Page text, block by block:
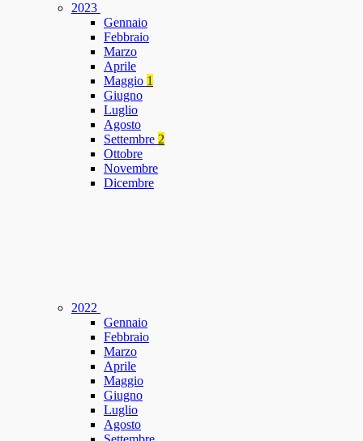
2023
Gennaio
Febbraio
Marzo
Aprile
Maggio 1
Giugno
Luglio
Agosto
Settembre 2
Ottobre
Novembre
Dicembre
2022
Gennaio
Febbraio
Marzo
Aprile
Maggio
Giugno
Luglio
Agosto